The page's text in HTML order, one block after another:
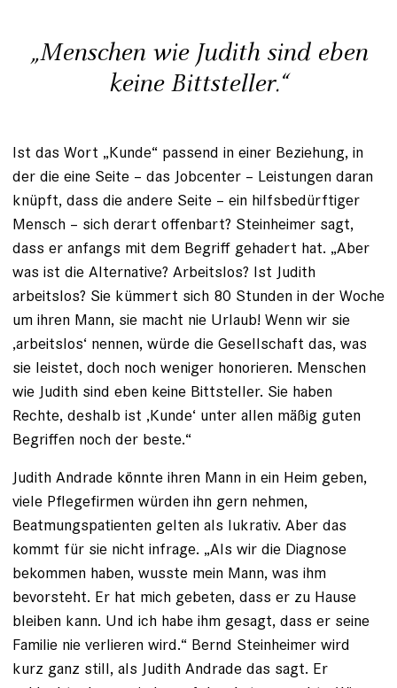
„Menschen wie Judith sind eben
keine Bittsteller.“
Ist das Wort „Kunde“ passend in einer Beziehung, in
der die eine ­Seite – das Jobcenter – Leistungen daran
knüpft, dass die andere Seite – ein hilfsbedürftiger
Mensch – sich derart offenbart? Steinheimer sagt,
dass er anfangs mit dem Begriff gehadert hat. „Aber
was ist die Alternative? Arbeitslos? Ist Judith
arbeitslos? Sie kümmert sich 80 Stunden in der ­Woche
um ihren Mann, sie macht nie Urlaub! Wenn wir sie
‚arbeitslos‘ ­nennen, würde die Gesellschaft das, was
sie leistet, doch noch weniger honorieren. Menschen
wie Judith sind eben keine Bittsteller. Sie haben
Rechte, deshalb ist ‚Kunde‘ unter allen mäßig guten
Begriffen noch der beste.“
Judith Andrade könnte ihren Mann in ein Heim geben,
viele Pflege­firmen würden ihn gern nehmen,
Beatmungspatienten gelten als lukrativ. Aber das
kommt für sie nicht infrage. „Als wir die Diagnose
bekommen ­haben, wusste mein Mann, was ihm
bevorsteht. Er hat mich gebeten, dass er zu Hause
bleiben kann. Und ich ­habe ihm gesagt, dass er seine
Fa­milie nie verlieren wird.“ Bernd Stein­heimer wird
kurz ganz still, als Judith Andrade das sagt. Er